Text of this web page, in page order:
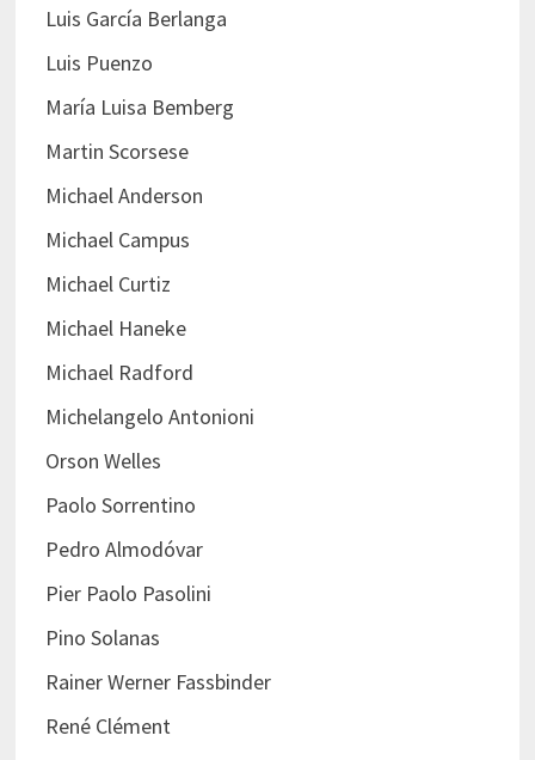
Luis García Berlanga
Luis Puenzo
María Luisa Bemberg
Martin Scorsese
Michael Anderson
Michael Campus
Michael Curtiz
Michael Haneke
Michael Radford
Michelangelo Antonioni
Orson Welles
Paolo Sorrentino
Pedro Almodóvar
Pier Paolo Pasolini
Pino Solanas
Rainer Werner Fassbinder
René Clément